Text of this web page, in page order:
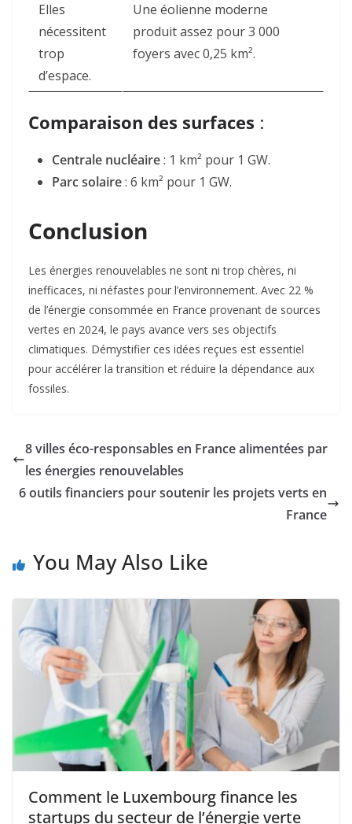
Elles
nécessitent
trop
d’espace.
Une éolienne moderne
produit assez pour 3 000
foyers avec 0,25 km².
Comparaison des surfaces :
Centrale nucléaire: 1 km² pour 1 GW.
Parc solaire: 6 km² pour 1 GW.
Conclusion
Les énergies renouvelables ne sont ni trop chères, ni
inefficaces, ni néfastes pour l’environnement. Avec 22 %
de l’énergie consommée en France provenant de sources
vertes en 2024, le pays avance vers ses objectifs
climatiques. Démystifier ces idées reçues est essentiel
pour accélérer la transition et réduire la dépendance aux
fossiles.
8 villes éco-responsables en France alimentées par
les énergies renouvelables
6 outils financiers pour soutenir les projets verts en
France
You May Also Like
Comment le Luxembourg finance les
startups du secteur de l’énergie verte